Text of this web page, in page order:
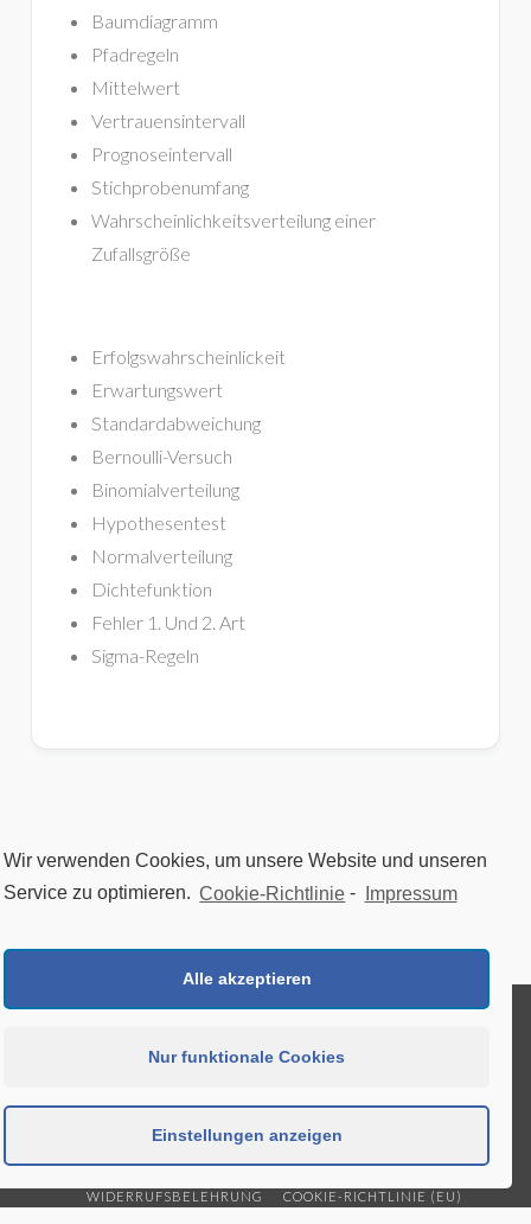
Wir verwenden Cookies, um unsere Website und unseren
Service zu optimieren. Cookie-Richtlinie - Impressum
Alle akzeptieren
Nur funktionale Cookies
Einstellungen anzeigen
Baumdiagramm
Pfadregeln
Mittelwert
Vertrauensintervall
Prognoseintervall
Stichprobenumfang
Wahrscheinlichkeitsverteilung einer
Zufallsgröße
Erfolgswahrscheinlickeit
Erwartungswert
Standardabweichung
Bernoulli-Versuch
Binomialverteilung
Hypothesentest
Normalverteilung
Dichtefunktion
Fehler 1. Und 2. Art
Sigma-Regeln
DATENSCHUTZERKLÄRUNG
WIDERRUFSBELEHRUNG
COOKIE-RICHTLINIE (EU)